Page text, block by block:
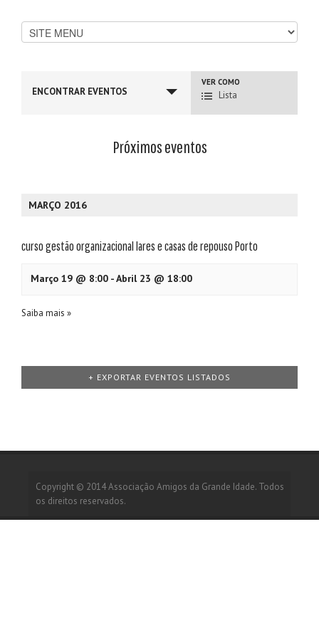
ENCONTRAR EVENTOS
Navegação
Vista
VER COMO
Lista
Próximos eventos
de
Eventos
MARÇO 2016
curso gestão organizacional lares e casas de repouso Porto
Março 19 @ 8:00 -Abril 23 @ 18:00
Saiba mais »
Lista
+ EXPORTAR EVENTOS LISTADOS
Copyright © 2014Associação Amigos da Grande Idade. Todos
os direitos reservados.